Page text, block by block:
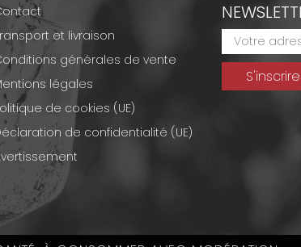
et livraison
générales de vente
légales
de cookies (UE)
de confidentialité (UE)